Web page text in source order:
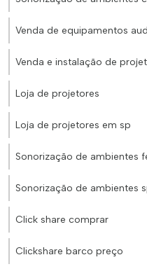
Venda de equipamentos
Venda e instalação de
Loja de projetores
Loja de projetores em sp
Sonorização de ambientes
Sonorização de ambientes
Click share comprar
Clickshare barco preço